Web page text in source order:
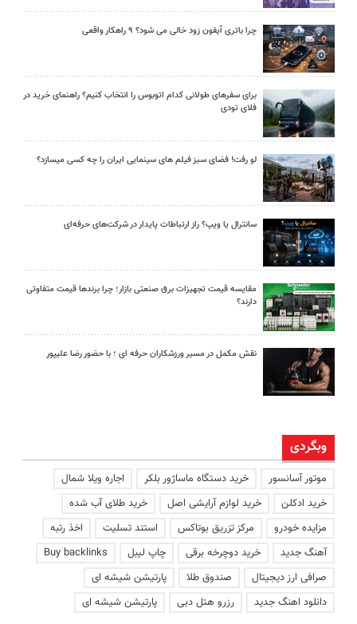
چرا باتری آیفون زود خالی می شود؟ ۹ راهکار واقعی
برای سفرهای طولانی کدام اتوبوس را انتخاب کنیم؟ راهنمای خرید در
فلای تودی
لو رفت! فضای سبز فیلم های سینمایی ایران را چه کسی میسازد؟
سانترال یا ویپ؟ راز ارتباطات پایدار در شرکت‌های حرفه‌ای
مقایسه قیمت تجهیزات برق صنعتی بازار؛ چرا برندها قیمت متفاوتی
دارند؟
نقش مکمل در مسیر ورزشکاران حرفه ای ؛ با حضور رضا علیپور
وبگردی
موتور آسانسور خرید دستگاه ماساژور بلکر
اجاره ویلا شمال
خرید ادکلن
خرید لوازم آرایشی اصل
خرید طلای آب شده
مزایده خودرو
مرکز تزریق بوتاکس استند تسلیت
اخذ رتبه
آهنگ جدید
خرید دوچرخه برقی چاپ لیبل
Buy backlinks
صرافی ارز دیجیتال
صندوق طلا
پارتیشن شیشه ای
دانلود اهنگ جدید
رزرو هتل دبی پارتیشن شیشه ای